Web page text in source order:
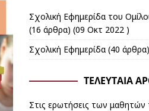
Σχολική Εφημερίδα του
(16 άρθρα) (09 Οκτ 2022 )
Σχολική Εφημερίδα(40
ΤΕΛΕΥΤΑΊΑ
Στις ερωτήσεις των μαθητών